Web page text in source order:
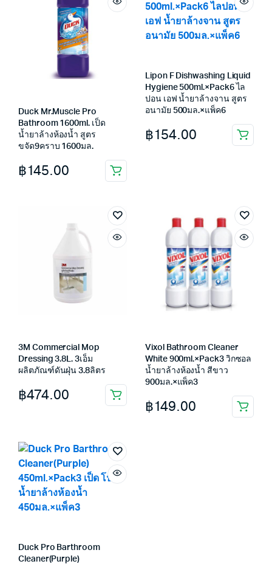
Duck Mr.Muscle Pro
Bathroom 1600ml. เป็ด
น้ำยาล้างห้องน้ำ สูตร
ขจัด9คราบ 1600มล.
฿145.00
Lipon F Dishwashing Liquid
Hygiene 500ml.×Pack6 ไล
ปอน เอฟ น้ำยาล้างจาน สูตร
อนามัย 500มล.×แพ็ค6
฿154.00
3M Commercial Mop
Dressing 3.8L. 3เอ็ม
ผลิตภัณฑ์ดันฝุ่น 3.8ลิตร
฿474.00
Vixol Bathroom Cleaner
White 900ml.×Pack3 วิกซอล
น้ำยาล้างห้องน้ำ สีขาว
900มล.×แพ็ค3
฿149.00
Duck Pro Barthroom
Cleaner(Purple)